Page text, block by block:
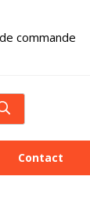
commande
Contact